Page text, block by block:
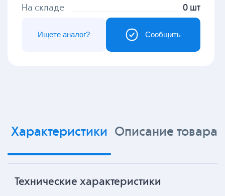
На складе 0 шт
Сообщить
Ищете аналог?
Характеристики Описание товара
Технические характеристики